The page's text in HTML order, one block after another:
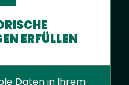
ERFÜLLEN
Daten in Ihrem